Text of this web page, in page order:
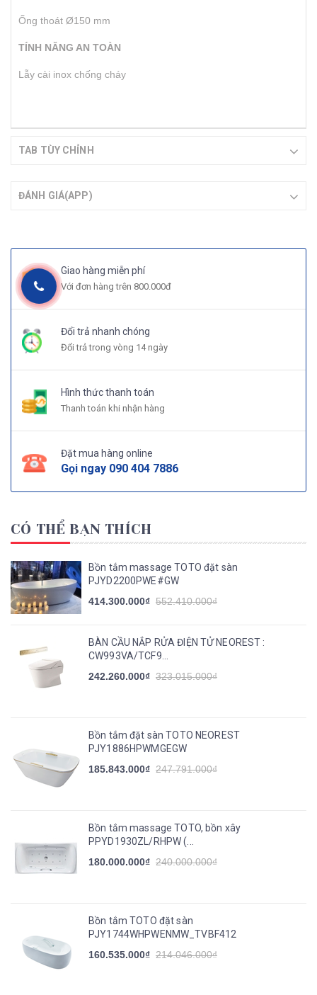
Ống thoát Ø150 mm
TÍNH NĂNG AN TOÀN
Lẫy cài inox chống cháy
TAB TÙY CHỈNH
ĐÁNH GIÁ(APP)
Giao hàng miễn phí
Với đơn hàng trên 800.000đ
Đổi trả nhanh chóng
Đổi trả trong vòng 14 ngày
Hình thức thanh toán
Thanh toán khi nhận hàng
Đặt mua hàng online
Gọi ngay 090 404 7886
CÓ THỂ BẠN THÍCH
Bồn tắm massage TOTO đặt sàn
PJYD2200PWE#GW
414.300.000₫ 552.410.000₫
BÀN CẦU NẮP RỬA ĐIỆN TỬ NEOREST :
CW993VA/TCF9...
242.260.000₫ 323.015.000₫
Bồn tắm đặt sàn TOTO NEOREST
PJY1886HPWMGEGW
185.843.000₫ 247.791.000₫
Bồn tắm massage TOTO, bồn xây
PPYD1930ZL/RHPW (...
180.000.000₫ 240.000.000₫
Bồn tắm TOTO đặt sàn
PJY1744WHPWENMW_TVBF412
160.535.000₫ 214.046.000₫